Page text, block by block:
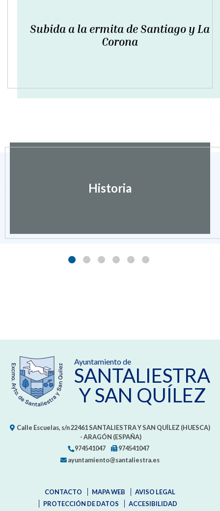
Subida a la ermita de Santiago y La
Corona
Historia
Ayuntamiento de
SANTALIESTRA
Y SAN QUÍLEZ
Calle Escuelas, s/n22461SANTALIESTRA Y SAN QUÍLEZ (HUESCA)
- ARAGÓN (ESPAÑA)
974541047
974541047
ayuntamiento@santaliestra.es
CONTACTO MAPA WEB
AVISO LEGAL
PROTECCIÓN DE DATOS
ACCESIBILIDAD